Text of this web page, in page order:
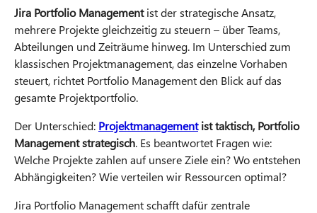
Jira Portfolio Managementist der strategische Ansatz,
mehrere Projekte gleichzeitig zu steuern – über Teams,
Abteilungen und Zeiträume hinweg. Im Unterschied zum
klassischen Projektmanagement, das einzelne Vorhaben
steuert, richtet Portfolio Management den Blick auf das
gesamte Projektportfolio.
Der Unterschied: Projektmanagementist taktisch, Portfolio
Management strategisch. Es beantwortet Fragen wie:
Welche Projekte zahlen auf unsere Ziele ein? Wo entstehen
Abhängigkeiten? Wie verteilen wir Ressourcen optimal?
Jira Portfolio Management schafft dafür zentrale